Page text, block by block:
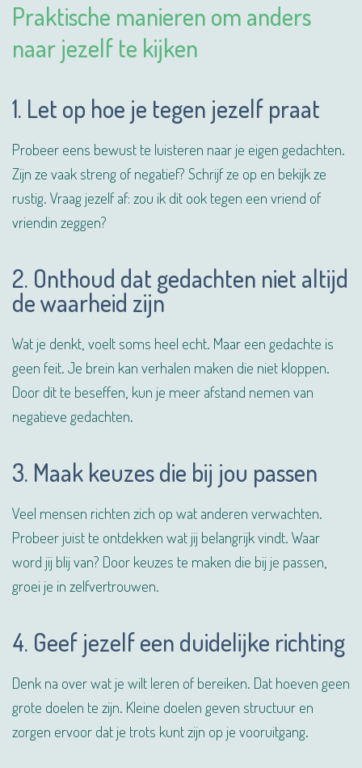
Praktische manieren om anders
naar jezelf te kijken
1. Let op hoe je tegen jezelf praat
Probeer eens bewust te luisteren naar je eigen gedachten.
Zijn ze vaak streng of negatief? Schrijf ze op en bekijk ze
rustig. Vraag jezelf af: zou ik dit ook tegen een vriend of
vriendin zeggen?
2. Onthoud dat gedachten niet altijd
de waarheid zijn
Wat je denkt, voelt soms heel echt. Maar een gedachte is
geen feit. Je brein kan verhalen maken die niet kloppen.
Door dit te beseffen, kun je meer afstand nemen van
negatieve gedachten.
3. Maak keuzes die bij jou passen
Veel mensen richten zich op wat anderen verwachten.
Probeer juist te ontdekken wat jij belangrijk vindt. Waar
word jij blij van? Door keuzes te maken die bij je passen,
groei je in zelfvertrouwen.
4. Geef jezelf een duidelijke richting
Denk na over wat je wilt leren of bereiken. Dat hoeven geen
grote doelen te zijn. Kleine doelen geven structuur en
zorgen ervoor dat je trots kunt zijn op je vooruitgang.